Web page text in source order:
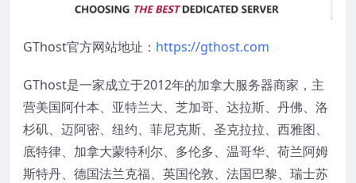
GThost官方网站地址： https://gthost.com
GThost是一家成立于2012年的加拿大服务器商家，主
营美国阿什本、亚特兰大、芝加哥、达拉斯、丹佛、洛
杉矶、迈阿密、纽约、菲尼克斯、圣克拉拉、西雅图、
底特律、加拿大蒙特利尔、多伦多、温哥华、荷兰阿姆
斯特丹、德国法兰克福、英国伦敦、法国巴黎、瑞士苏